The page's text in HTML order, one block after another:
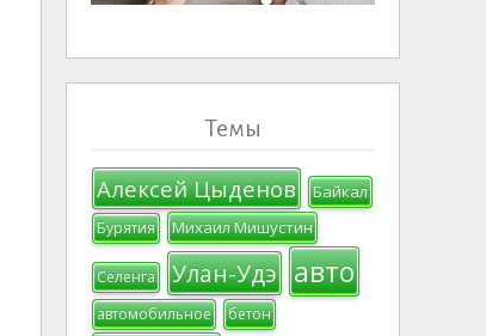
Темы
Алексей Цыденов Байкал
Бурятия Михаил Мишустин
Селенга Улан-Удэ авто
автомобильное бетон